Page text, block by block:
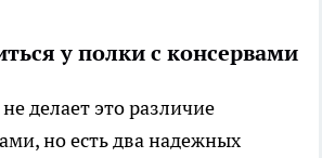
у полки с консервами
делает это различие
но есть два надежных